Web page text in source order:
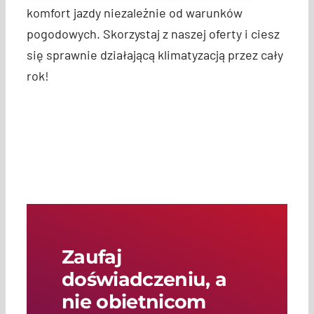
komfort jazdy niezależnie od warunków
pogodowych. Skorzystaj z naszej oferty i ciesz
się sprawnie działającą klimatyzacją przez cały
rok!
Zaufaj
doświadczeniu, a
nie obietnicom